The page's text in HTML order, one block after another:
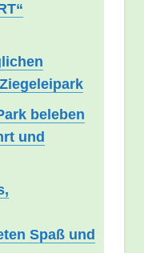
beleben
und
Spaß und